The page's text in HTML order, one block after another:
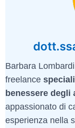
Barbara
freelance
benessere degli
appassionato di
esperienza nella